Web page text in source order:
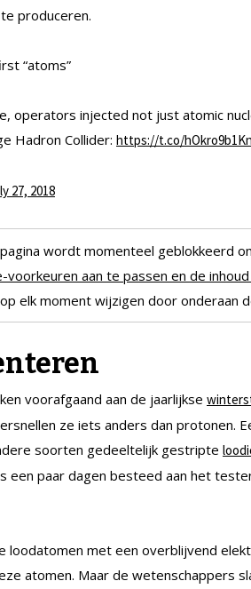
produceren.
“atoms”
operators injected not just atomic
Hadron Collider: https://t.co/hOkro9b1Kn
27, 2018
wordt momenteel geblokkeerd
voorkeuren aan te passen en de
elk moment wijzigen door onderaan
voorafgaand aan de jaarlijkse
ze iets anders dan protonen.
soorten gedeeltelijk gestripte
een paar dagen besteed aan het
loodatomen met een overblijvend
atomen. Maar de wetenschappers